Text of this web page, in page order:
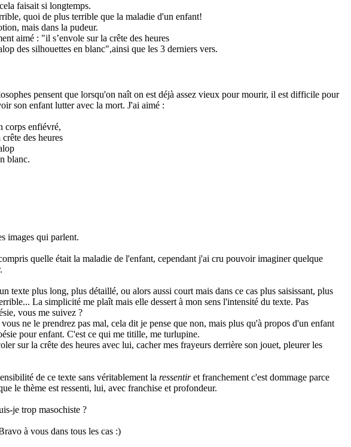
faisait si longtemps.
quoi de plus terrible que la maladie d'un enfant!
mais dans la pudeur.
aimé : "il s’envole sur la crête des heures
des silhouettes en blanc",ainsi que les 3 derniers vers.
pensent que lorsqu'on naît on est déjà assez vieux pour mourir, il est difficile pour
son enfant lutter avec la mort. J'ai aimé :
corps enfiévré,
des heures
blanc.
images qui parlent.
quelle était la maladie de l'enfant, cependant j'ai cru pouvoir imaginer quelque
texte plus long, plus détaillé, ou alors aussi court mais dans ce cas plus saisissant, plus
La simplicité me plaît mais elle dessert à mon sens l'intensité du texte. Pas
vous me suivez ?
ne le prendrez pas mal, cela dit je pense que non, mais plus qu'à propos d'un enfant
pour enfant. C'est ce qui me titille, me turlupine.
sur la crête des heures avec lui, cacher mes frayeurs derrière son jouet, pleurer les
de ce texte sans véritablement la ressentiret franchement c'est dommage parce
le thème est ressenti, lui, avec franchise et profondeur.
je trop masochiste ?
à vous dans tous les cas :)